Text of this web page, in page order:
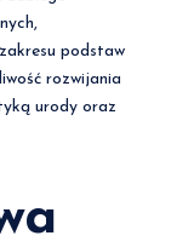
podstaw
rozwijania
urody oraz